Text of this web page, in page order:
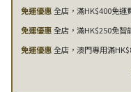
免運優惠全店，滿HK$400免運
免運優惠全店，滿HK$250免智
免運優惠全店，澳門專用滿